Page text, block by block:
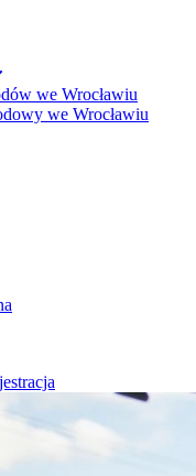
we Wrocławiu
we Wrocławiu